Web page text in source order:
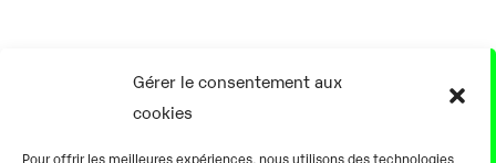
Gérer le consentement aux
cookies
Pour offrir les meilleures expériences, nous utilisons des technologies